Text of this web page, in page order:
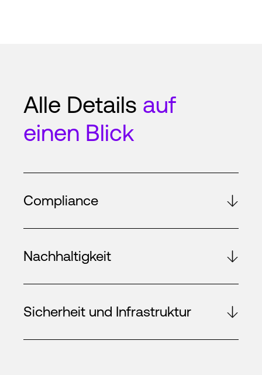
Alle Details auf
einen Blick
Compliance
Nachhaltigkeit
Sicherheit und Infrastruktur